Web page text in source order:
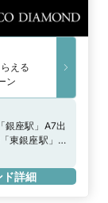
える
ン
銀座駅」A7出
東銀座駅」
ド詳細